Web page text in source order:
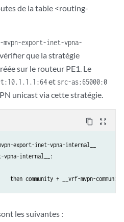
de la table <routing-
export-inet-vpna-
que la stratégie
sur le routeur PE1. Le
et src-as:65000:0
unicast via cette stratégie.
content_copy zoom_out_map
export-inet-vpna-internal__
vpna-internal__:
les suivantes :